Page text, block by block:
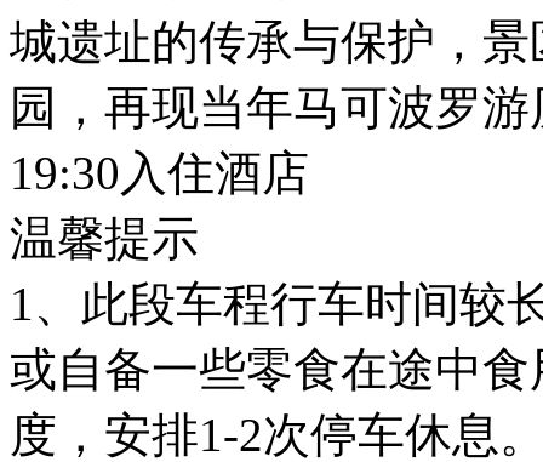
城遗址的传承与保护，
园，再现当年马可波罗
19:30入住酒店
温馨提示
1、此段车程行车时间较
或自备一些零食在途中
度，安排1-2次停车休息